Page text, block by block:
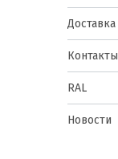
Доставка
Контакты
RAL
Новости